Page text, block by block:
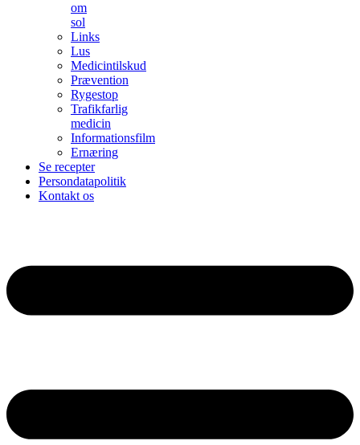
om
sol
Links
Lus
Medicintilskud
Prævention
Rygestop
Trafikfarlig
medicin
Informationsfilm
Ernæring
Se recepter
Persondatapolitik
Kontakt os